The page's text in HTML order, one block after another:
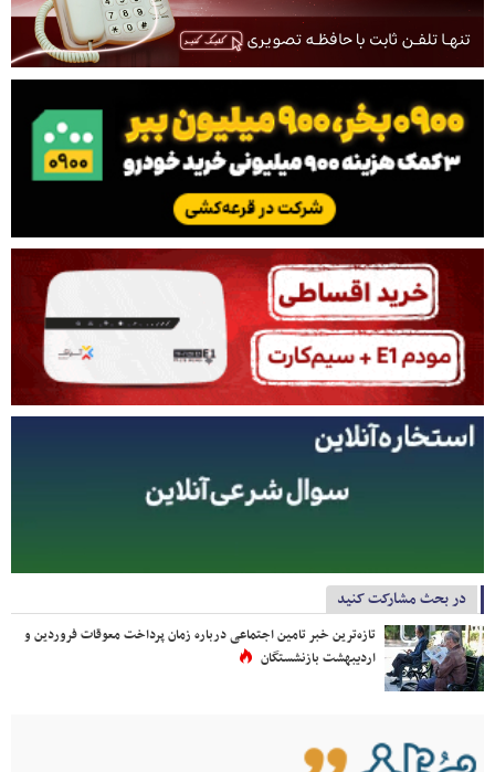
در بحث مشارکت کنید
تازه‌ترین خبر تامین اجتماعی درباره زمان پرداخت معوقات فروردین و
اردیبهشت بازنشستگان